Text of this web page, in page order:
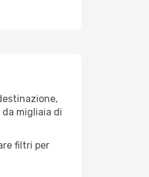
migliaia di
filtri per